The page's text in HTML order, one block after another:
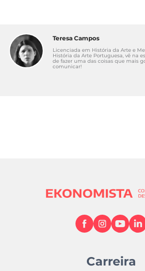
Teresa Campos
Licenciada em História da Arte e
História da Arte Portuguesa, vê na
de fazer uma das coisas que mais
comunicar!
Carreira